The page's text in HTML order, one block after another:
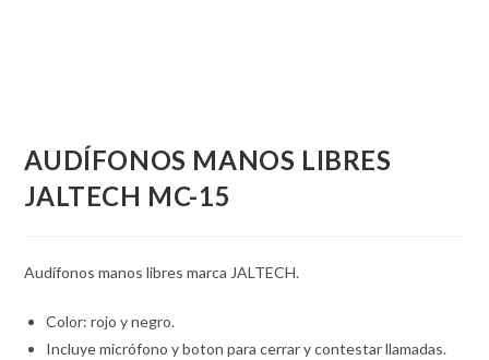
AUDÍFONOS MANOS LIBRES
JALTECH MC-15
Audífonos manos libres marca JALTECH.
Color: rojo y negro.
Incluye micrófono y boton para cerrar y contestar llamadas.